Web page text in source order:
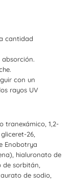
cantidad
con un
rayos UV
tranexámico, 1,2-
26,
Enobotrya
hialuronato de
sorbitán,
de sodio,